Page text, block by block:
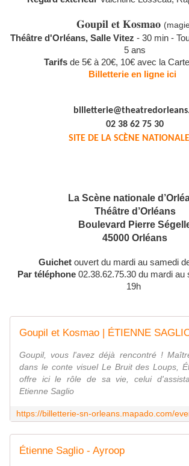
𝐆𝐨𝐮𝐩𝐢𝐥 𝐞𝐭 𝐊𝐨𝐬𝐦𝐚𝐨
Théâtre d'Orléans, Salle Vitez - 30 min -
5 ans
Tarifsde 5€ à 20€, 10€ avec la
Billetterie en ligne ici
02 38 62 75 30
SITE DE LA SCÈNE
La Scène nationale
Théâtre d’Orléans
Boulevard Pierre
45000 Orléans
Guichetouvert du mardi au samedi
Par téléphone 02.38.62.75.30 du mardi au
19h
Goupil, vous l'avez déjà rencontré !
dans le conte visuel Le Bruit des Loups,
offre ici le rôle de sa vie, celui
Etienne Saglio
Étienne Saglio - Ayroop